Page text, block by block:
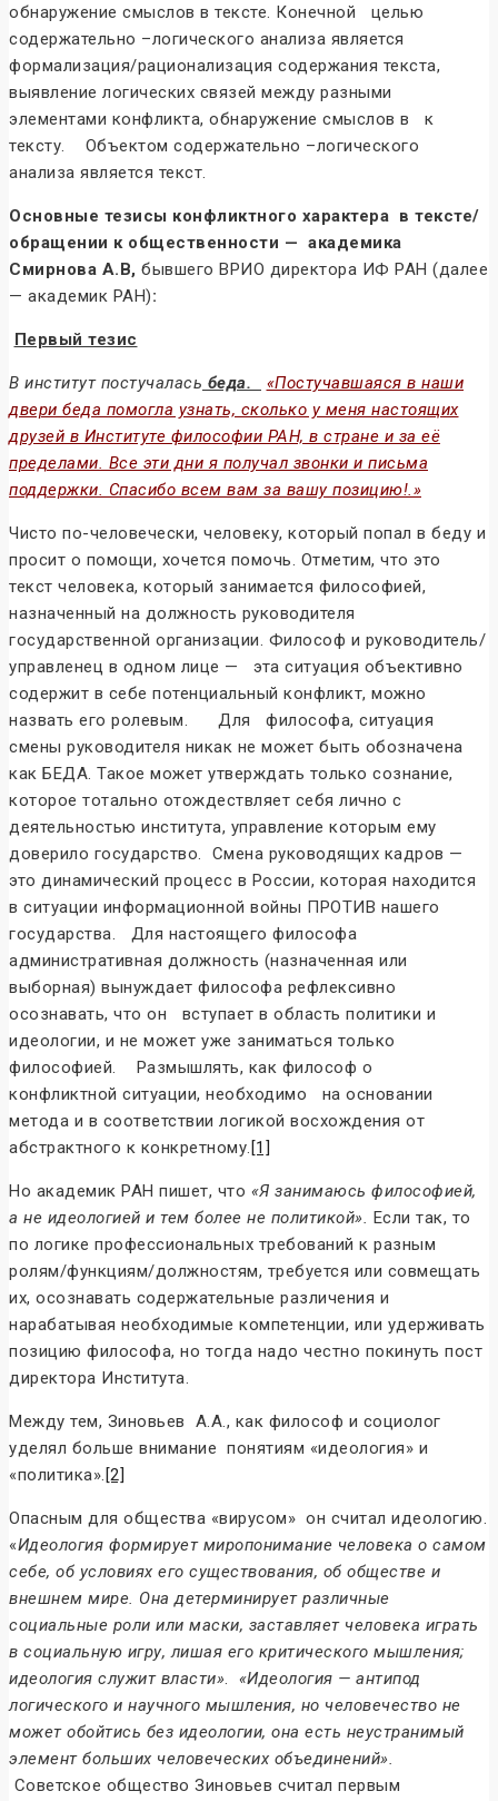
обнаружение смыслов в тексте. Конечной целью
содержательно –логического анализа является
формализация/рационализация содержания текста,
выявление логических связей между разными
элементами конфликта, обнаружение смыслов в к
тексту. Объектом содержательно –логического
анализа является текст.
Основные тезисы конфликтного характера в тексте/
обращении к общественности — академика
Смирнова А.В, бывшего ВРИО директора ИФ РАН (далее
— академик РАН):
Первый тезис
В институт постучалась беда.
«Постучавшаяся в наши
двери беда помогла узнать, сколько у меня настоящих
друзей в Институте философии РАН, в стране и за её
пределами. Все эти дни я получал звонки и письма
поддержки. Спасибо всем вам за вашу позицию!.»
Чисто по-человечески, человеку, который попал в беду и
просит о помощи, хочется помочь. Отметим, что это
текст человека, который занимается философией,
назначенный на должность руководителя
государственной организации. Философ и руководитель/
управленец в одном лице — эта ситуация объективно
содержит в себе потенциальный конфликт, можно
назвать его ролевым. Для философа, ситуация
смены руководителя никак не может быть обозначена
как БЕДА. Такое может утверждать только сознание,
которое тотально отождествляет себя лично с
деятельностью института, управление которым ему
доверило государство. Смена руководящих кадров —
это динамический процесс в России, которая находится
в ситуации информационной войны ПРОТИВ нашего
государства. Для настоящего философа
административная должность (назначенная или
выборная) вынуждает философа рефлексивно
осознавать, что он вступает в область политики и
идеологии, и не может уже заниматься только
философией. Размышлять, как философ о
конфликтной ситуации, необходимо на основании
метода и в соответствии логикой восхождения от
абстрактного к конкретному. [1]
Но академик РАН пишет, что «Я занимаюсь философией,
а не идеологией и тем более не политикой». Если так, то
по логике профессиональных требований к разным
ролям/функциям/должностям, требуется или совмещать
их, осознавать содержательные различения и
нарабатывая необходимые компетенции, или удерживать
позицию философа, но тогда надо честно покинуть пост
директора Института.
Между тем, Зиновьев А.А., как философ и социолог
уделял больше внимание понятиям «идеология» и
«политика». [2]
Опасным для общества «вирусом» он считал идеологию.
«Идеология формирует миропонимание человека о самом
себе, об условиях его существования, об обществе и
внешнем мире. Она детерминирует различные
социальные роли или маски, заставляет человека играть
в социальную игру, лишая его критического мышления;
идеология служит власти». «Идеология — антипод
логического и научного мышления, но человечество не
может обойтись без идеологии, она есть неустранимый
элемент больших человеческих объединений».
Советское общество Зиновьев считал первым